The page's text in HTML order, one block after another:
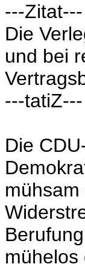
---Zitat---
Die
und bei
---tatiZ---
Die
mühelos